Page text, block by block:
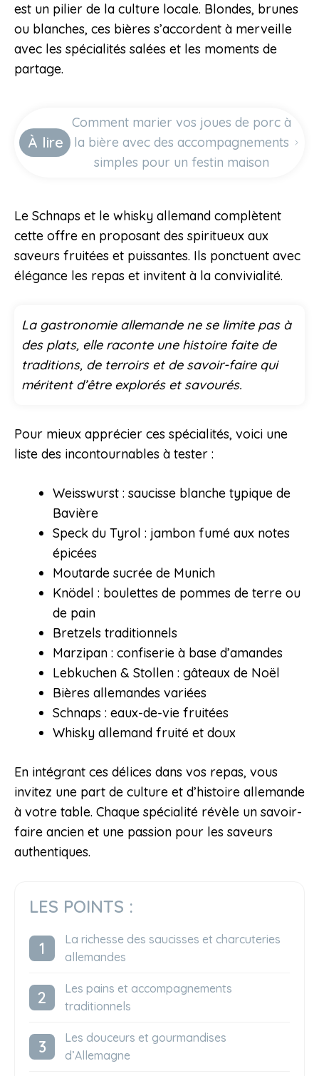
est un pilier de la culture locale. Blondes, brunes
ou blanches, ces bières s’accordent à merveille
avec les spécialités salées et les moments de
partage.
À lire
Comment marier vos joues de porc à
la bière avec des accompagnements
simples pour un festin maison
Le Schnaps et le whisky allemand complètent
cette offre en proposant des spiritueux aux
saveurs fruitées et puissantes. Ils ponctuent avec
élégance les repas et invitent à la convivialité.
La gastronomie allemande ne se limite pas à
des plats, elle raconte une histoire faite de
traditions, de terroirs et de savoir-faire qui
méritent d’être explorés et savourés.
Pour mieux apprécier ces spécialités, voici une
liste des incontournables à tester :
Weisswurst : saucisse blanche typique de
Bavière
Speck du Tyrol : jambon fumé aux notes
épicées
Moutarde sucrée de Munich
Knödel : boulettes de pommes de terre ou
de pain
Bretzels traditionnels
Marzipan : confiserie à base d’amandes
Lebkuchen & Stollen : gâteaux de Noël
Bières allemandes variées
Schnaps : eaux-de-vie fruitées
Whisky allemand fruité et doux
En intégrant ces délices dans vos repas, vous
invitez une part de culture et d’histoire allemande
à votre table. Chaque spécialité révèle un savoir-
faire ancien et une passion pour les saveurs
authentiques.
LES POINTS :
La richesse des saucisses et charcuteries
allemandes
Les pains et accompagnements
traditionnels
Les douceurs et gourmandises
d’Allemagne